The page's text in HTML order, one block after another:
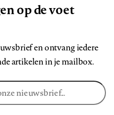
op de voet
en ontvang iedere
artikelen in je mailbox.